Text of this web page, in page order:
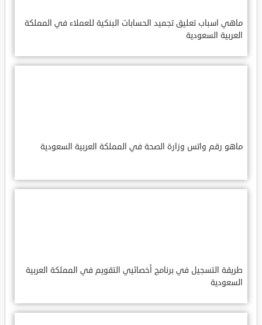
ماهي اسباب تعليق تجميد الحسابات البنكية للعملاء في المملكة
العربية السعودية
ماهو رقم واتس وزارة الصحة في المملكة العربية السعودية
طريقة التسجيل في برنامج أخصائيي التقويم في المملكة العربية
السعودية